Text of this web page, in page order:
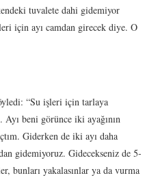
tuvalete dahi gidemiyor
için ayı camdan girecek diye. O
“Su işleri için tarlaya
beni görünce iki ayağının
Giderken de iki ayı daha
gidemiyoruz. Gidecekseniz de 5-
bunları yakalasınlar ya da vurma